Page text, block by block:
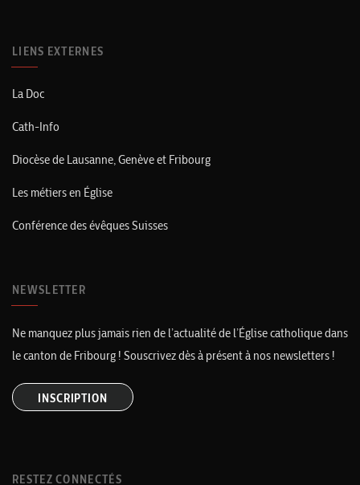
LIENS EXTERNES
La Doc
Cath-Info
Diocèse de Lausanne, Genève et Fribourg
Les métiers en Église
Conférence des évêques Suisses
NEWSLETTER
Ne manquez plus jamais rien de l’actualité de l’Église catholique dans
le canton de Fribourg ! Souscrivez dès à présent à nos newsletters !
INSCRIPTION
RESTEZ CONNECTÉS